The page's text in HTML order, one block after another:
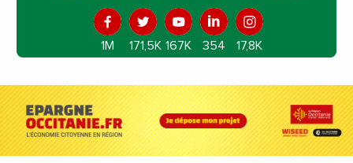
1M 171,5K 167K 354 17,8K